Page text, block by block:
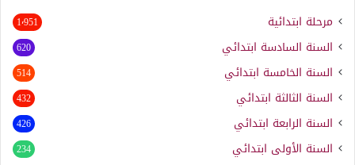
مرحلة ابتدائية 1٬951
السنة السادسة ابتدائي 620
السنة الخامسة ابتدائي 514
السنة الثالثة ابتدائي 432
السنة الرابعة ابتدائي 426
السنة الأولى ابتدائي 234